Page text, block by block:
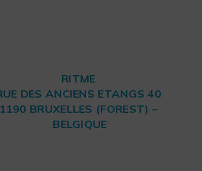
RITME
DES ANCIENS ETANGS 40
1190 BRUXELLES (FOREST) –
BELGIQUE